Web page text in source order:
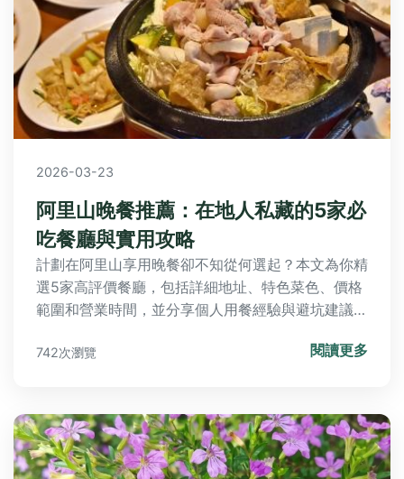
2026-03-23
阿里山晚餐推薦：在地人私藏的5家必
吃餐廳與實用攻略
計劃在阿里山享用晚餐卻不知從何選起？本文為你精
選5家高評價餐廳，包括詳細地址、特色菜色、價格
範圍和營業時間，並分享個人用餐經驗與避坑建議，
742次瀏覽 閱讀更多